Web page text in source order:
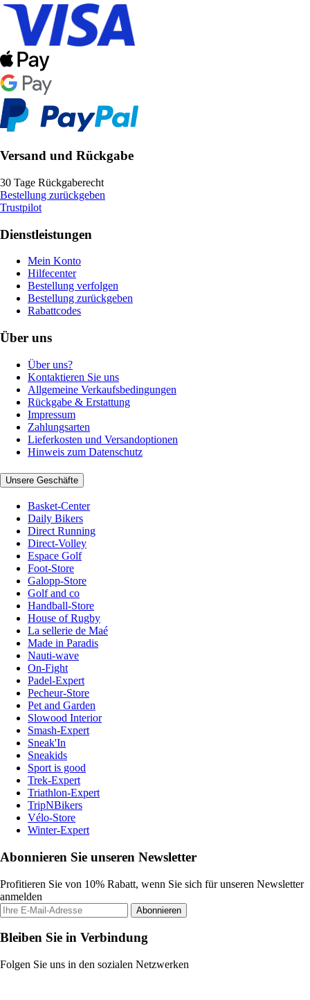
Versand und Rückgabe
30 Tage Rückgaberecht
Bestellung zurückgeben
Trustpilot
Dienstleistungen
Mein Konto
Hilfecenter
Bestellung verfolgen
Bestellung zurückgeben
Rabattcodes
Über uns
Über uns?
Kontaktieren Sie uns
Allgemeine Verkaufsbedingungen
Rückgabe & Erstattung
Impressum
Zahlungsarten
Lieferkosten und Versandoptionen
Hinweis zum Datenschutz
Unsere Geschäfte
Basket-Center
Daily Bikers
Direct Running
Direct-Volley
Espace Golf
Foot-Store
Galopp-Store
Golf and co
Handball-Store
House of Rugby
La sellerie de Maé
Made in Paradis
Nauti-wave
On-Fight
Padel-Expert
Pecheur-Store
Pet and Garden
Slowood Interior
Smash-Expert
Sneak'In
Sneakids
Sport is good
Trek-Expert
Triathlon-Expert
TripNBikers
Vélo-Store
Winter-Expert
Abonnieren Sie unseren Newsletter
Profitieren Sie von 10% Rabatt, wenn Sie sich für unseren Newsletter
anmelden
Abonnieren
Bleiben Sie in Verbindung
Folgen Sie uns in den sozialen Netzwerken